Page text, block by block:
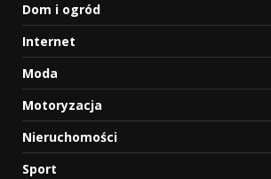
Dom i ogród
Internet
Moda
Motoryzacja
Nieruchomości
Sport